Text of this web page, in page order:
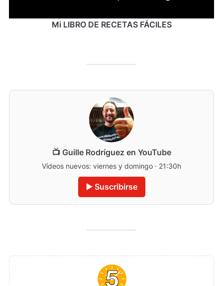
Mi LIBRO DE RECETAS FÁCILES
📺 Guille Rodríguez en YouTube
Vídeos nuevos: viernes y domingo · 21:30h
▶️ Suscribirse